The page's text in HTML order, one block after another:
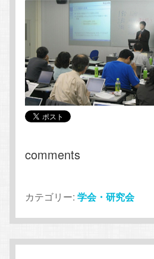
comments
カテゴリー: 学会・研究会